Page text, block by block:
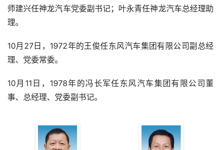
师建兴任神龙汽车党委副书记；叶永青任神龙汽车总经理助
理。
10月27日，1972年的王俊任东风汽车集团有限公司副总经
理、党委常委。
10月11日，1978年的冯长军任东风汽车集团有限公司董
事、总经理、党委副书记。